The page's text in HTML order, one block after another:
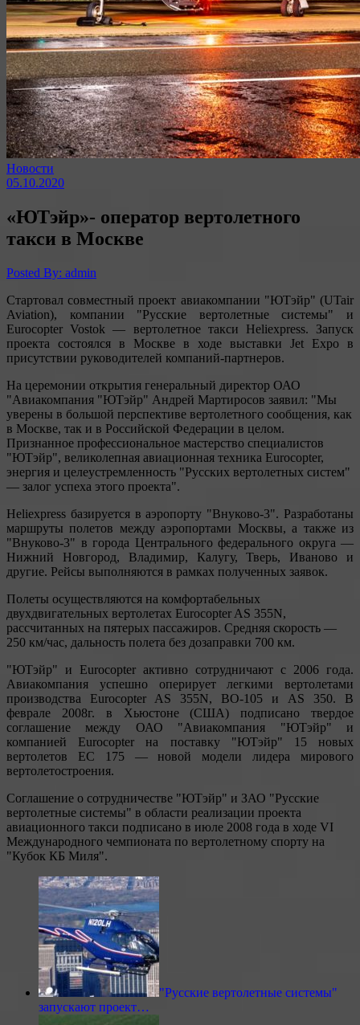
Новости
05.10.2020
«ЮТэйр»- оператор вертолетного
такси в Москве
Posted By: admin
Стартовал совместный проект авиакомпании "ЮТэйр" (UTair
Aviation), компании "Русские вертолетные системы" и
Eurocopter Vostok — вертолетное такси Heliexpress. Запуск
проекта состоялся в Москве в ходе выставки Jet Expo в
присутствии руководителей компаний-партнеров.
На церемонии открытия генеральный директор ОАО
"Авиакомпания "ЮТэйр" Андрей Мартиросов заявил: "Мы
уверены в большой перспективе вертолетного сообщения, как
в Москве, так и в Российской Федерации в целом.
Признанное профессиональное мастерство специалистов
"ЮТэйр", великолепная авиационная техника Eurocopter,
энергия и целеустремленность "Русских вертолетных систем"
— залог успеха этого проекта".
Heliexpress базируется в аэропорту "Внуково-3". Разработаны
маршруты полетов между аэропортами Москвы, а также из
"Внуково-3" в города Центрального федерального округа —
Нижний Новгород, Владимир, Калугу, Тверь, Иваново и
другие. Рейсы выполняются в рамках полученных заявок.
Полеты осуществляются на комфортабельных
двухдвигательных вертолетах Eurocopter AS 355N,
рассчитанных на пятерых пассажиров. Средняя скорость —
250 км/час, дальность полета без дозаправки 700 км.
"ЮТэйр" и Eurocopter активно сотрудничают с 2006 года.
Авиакомпания успешно оперирует легкими вертолетами
производства Eurocopter AS 355N, ВО-105 и AS 350. В
феврале 2008г. в Хьюстоне (США) подписано твердое
соглашение между ОАО "Авиакомпания "ЮТэйр" и
компанией Eurocopter на поставку "ЮТэйр" 15 новых
вертолетов EC 175 — новой модели лидера мирового
вертолетостроения.
Соглашение о сотрудничестве "ЮТэйр" и ЗАО "Русские
вертолетные системы" в области реализации проекта
авиационного такси подписано в июле 2008 года в ходе VI
Международного чемпионата по вертолетному спорту на
"Кубок КБ Миля".
"Русские вертолетные системы"
запускают проект…